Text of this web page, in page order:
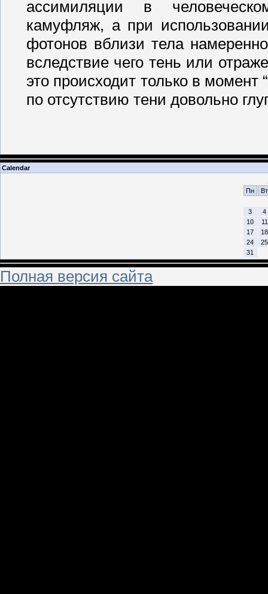
ассимиляции в
камуфляж, а при
фотонов вблизи тела
вследствие чего тень или
это происходит только в момент
по отсутствию тени довольно
Calendar
Пн
Вт
3
4
10
11
17
18
24
25
31
Полная версия сайта